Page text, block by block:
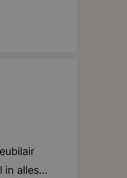
biedt
in alles